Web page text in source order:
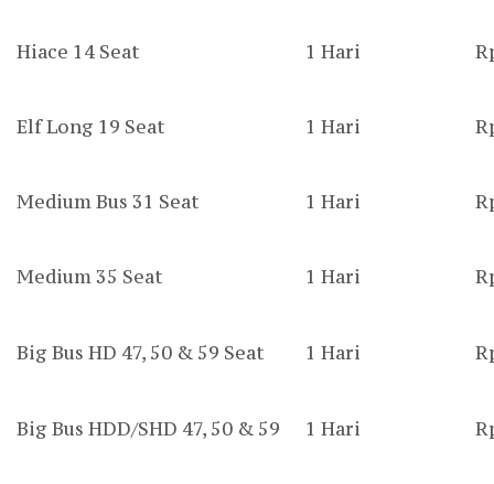
Hiace 14 Seat 1 Hari
Elf Long 19 Seat 1 Hari
Medium Bus 31 Seat 1 Hari
Medium 35 Seat 1 Hari
Big Bus HD 47, 50 & 59 Seat 1 Hari
Big Bus HDD/SHD 47, 50 & 59 1 Hari